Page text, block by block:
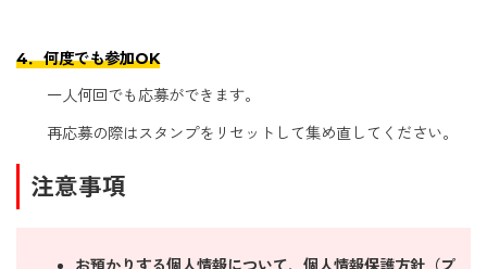
4．何度でも参加OK
一人何回でも応募ができます。
再応募の際はスタンプをリセットして集め直してください。
注意事項